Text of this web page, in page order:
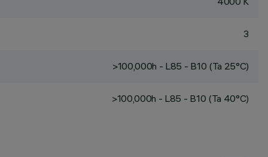
3
>100,000h - L85 - B10 (Ta 25°C)
>100,000h - L85 - B10 (Ta 40°C)